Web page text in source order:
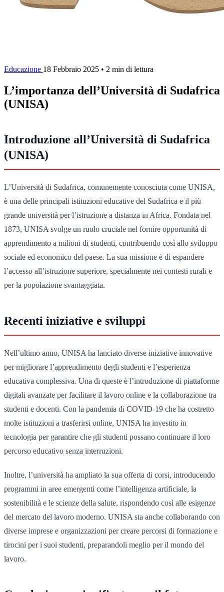
Educazione 18 Febbraio 2025 • 2 min di lettura
L’importanza dell’Università di Sudafrica
(UNISA)
Introduzione all’Università di Sudafrica
(UNISA)
L’Università di Sudafrica, comunemente conosciuta come UNISA,
è una delle principali istituzioni educative del Sudafrica e il più
grande università per l’istruzione a distanza in Africa. Fondata nel
1873, UNISA svolge un ruolo cruciale nel fornire opportunità di
apprendimento a milioni di studenti, contribuendo così allo sviluppo
sociale ed economico del paese. La sua missione è di espandere
l’accesso all’istruzione superiore, specialmente nei contesti rurali e
per la popolazione svantaggiata.
Recenti iniziative e sviluppi
Nell’ultimo anno, UNISA ha lanciato diverse iniziative innovative
per migliorare l’apprendimento degli studenti e l’esperienza
educativa complessiva. Una di queste è l’introduzione di piattaforme
digitali avanzate per facilitare il lavoro online e la collaborazione tra
studenti e docenti. Con la pandemia di COVID-19 che ha costretto
molte istituzioni a trasferirsi online, UNISA ha investito in
tecnologia per garantire che gli studenti possano continuare il loro
percorso educativo senza interruzioni.
Inoltre, l’università ha ampliato la sua offerta di corsi, introducendo
programmi in aree emergenti come l’intelligenza artificiale, la
sostenibilità e le scienze della salute, rispondendo così alle esigenze
del mercato del lavoro moderno. UNISA sta anche collaborando con
diverse imprese e organizzazioni per creare percorsi di formazione e
tirocini per i suoi studenti, preparandoli meglio per il mondo del
lavoro.